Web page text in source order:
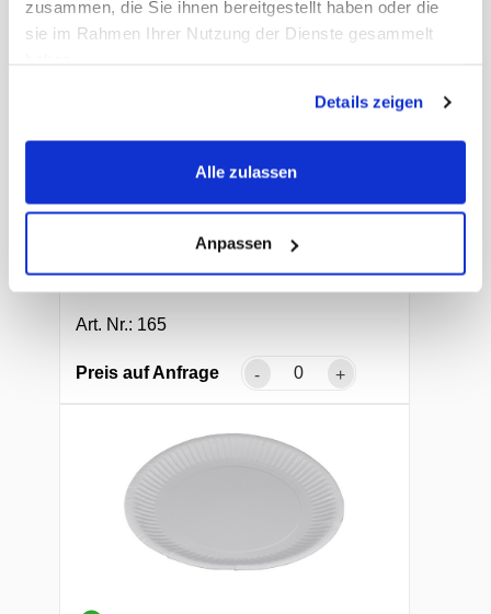
zusammen, die Sie ihnen bereitgestellt haben oder die
sie im Rahmen Ihrer Nutzung der Dienste gesammelt
Details zeigen
Alle zulassen
Anpassen
Kartonteller
Frischfaser, weiss, unbeschichtet, 100 ×
160 mm
Art. Nr.: 165
Preis auf Anfrage - +